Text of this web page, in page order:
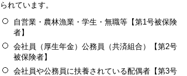
られています。
自営業・農林漁業・学生・無職等【第1号被保険
者】
会社員（厚生年金）公務員（共済組合）【第2号
被保険者】
会社員や公務員に扶養されている配偶者【第3号